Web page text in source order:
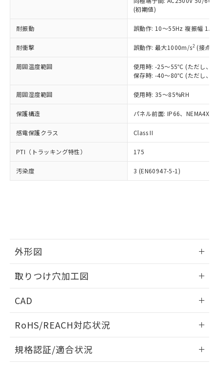
(初期値)
耐振動 誤動作: 10～55Hz 複振幅
耐衝撃 誤動作: 最大1000m/s2 (接点
周囲温度範囲
使用時: -25～55℃ (ただし、氷
保存時: -40～80℃ (ただし、氷
周囲湿度範囲 使用時: 35～85%RH
保護構造 パネル前面: IP66、NEMA4X,
感電保護クラス Class II
PTI（トラッキング特性） 175
汚染度 3 (EN60947-5-1)
外形図
取りつけ穴加工図
CAD
ドすることができます。
ログイン/会員登録
RoHS/REACH対応状況
EU RoHS 注意事項・凡例
規格認証/適合状況
正式な納期状況および標準価格はお客
様のお取引先、またはお客様担当のオ
ムロン制御機器販売店・当社販売員に
オムロン制御機器販売店や当社販売拠
販売ネットワーク
」をご確認
事前の承諾なく第三者に漏洩または開
示しないようお願いします。
マイパーツ機能（部品リスト作成サー
ビス）をご利用いただくには、I-Web
メンバーズにご登録されている必要が
あります。
お客様が当ウェブサイト上で当社にご
登録された部品リストについて、当社
および当社の共同利用者が、当社の製
(PBDE) 1000ppm以下、フタル酸ビス(2-エチルヘキシ
ル) (DEHP)(別名：DOP) 1000ppm以下、フタル酸ブチ
（DBP） 1000ppm以下、フタル酸ジイソブチル
但し、RoHS指令で産業用監視および制御機器に対する
フタル酸エステル類の４物質については閾値を超える意
図的な使用がないことを確認しています。
※2 対応予定月
部品在庫の切り替え状況などにより、予定
月が前後することがあります。
※3 非含有証明書ダウンロード
※本証明書は発行日時点で非含有を証明す
るもので、過去に遡って非含有を証明する
また、RoHS指令のフタル酸エステル類４
物質の対応では、対応完了までの期間は出
荷製品に未対応品が混在することから備考
既に当社にて対応品への在庫切替を完了
していることから、特段のことがない限
り、2022年1月12日より割愛しておりま
ニル類) : 1000ppm、 PBDEs(ポリ臭化ジフェニルエーテ
イソブチル) : 1000ppm、 BBP(フタル酸ブチルベンジ
DEHP(フタル酸ビス(2-エチルヘキシル)) : 1000ppm
「ｅ」：有害物質（10物質）のすべてが基
準値以下であることを示します。
「10」：通常の使用状況下において有害物
質が外部に漏えいし、環境に深刻な影響を
及ぼさない年数を意味します。
い合わせください。
当社は規制貨物を破棄する場合は、完
全に破砕するなど、違法に輸出されな
いよう必要な手段を講じます。
当社は貴社製品を、核兵器、ミサイ
ル、化学兵器、生物兵器またはその他
武器並びにこれらの製造装置等に一切
当社は、貴社製品を第三者に販売する
場合は、上記1、2および3の内容を当
該第三者に通知します。また当社は、
販売先および販売に係わる関係者が違
り引きをいたしません。
一定数以上の在庫あり
一定数には満たないが在庫あり
在庫なし(最新の在庫状況につ
いては、お客様のお取引先、ま
たはお客様担当のオムロン制御
機器販売店・当社販売員にご確
白
受注生産機種、また在庫状況の
情報を公開していない機種